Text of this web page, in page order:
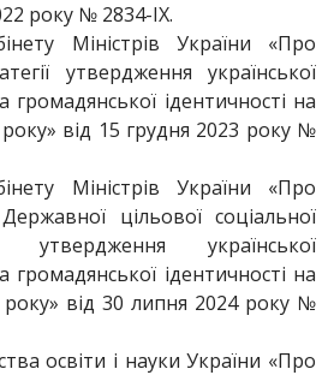
року № 2834-ІХ.
Міністрів України «Про
утвердження української
громадянської ідентичності на
від 15 грудня 2023 року №
Міністрів України «Про
цільової соціальної
української
громадянської ідентичності на
від 30 липня 2024 року №
освіти і науки України «Про